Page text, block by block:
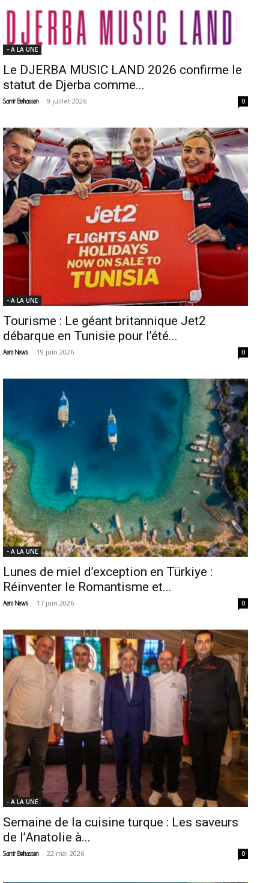
- A LA UNE
Le DJERBA MUSIC LAND 2026 confirme le
statut de Djerba comme...
Samir Belhassen - 9 juillet 2026 0
- A LA UNE
Tourisme : Le géant britannique Jet2
débarque en Tunisie pour l’été...
Aero News - 19 juin 2026 0
- A LA UNE
Lunes de miel d’exception en Türkiye :
Réinventer le Romantisme et...
Aero News - 17 juin 2026 0
- A LA UNE
Semaine de la cuisine turque : Les saveurs
de l’Anatolie à...
Samir Belhassen - 22 mai 2026 0